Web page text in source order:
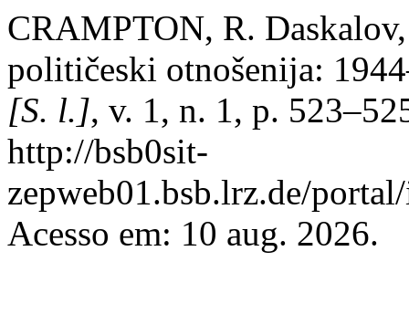
CRAMPTON, R.
političeski otnošenija:
[S. l.], v. 1, n. 1, p.
http://bsb0sit-
zepweb01.bsb.lrz.de/
Acesso em: 10 aug. 2026.